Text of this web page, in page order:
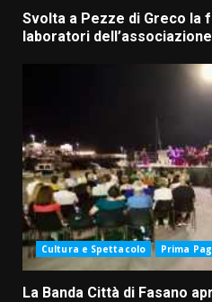
Svolta a Pezze di Greco la
laboratori
Cultura e Spettacolo Prima
La Banda Città di Fasano